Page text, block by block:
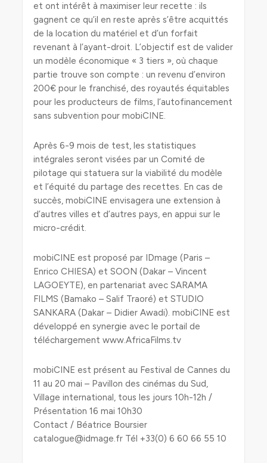
et ont intérêt à maximiser leur recette : ils
gagnent ce qu’il en reste après s’être acquittés
de la location du matériel et d’un forfait
revenant à l’ayant-droit. L’objectif est de valider
un modèle économique « 3 tiers », où chaque
partie trouve son compte : un revenu d’environ
200€ pour le franchisé, des royautés équitables
pour les producteurs de films, l’autofinancement
sans subvention pour mobiCINE.
Après 6-9 mois de test, les statistiques
intégrales seront visées par un Comité de
pilotage qui statuera sur la viabilité du modèle
et l’équité du partage des recettes. En cas de
succès, mobiCINE envisagera une extension à
d’autres villes et d’autres pays, en appui sur le
micro-crédit.
mobiCINE est proposé par IDmage (Paris –
Enrico CHIESA) et SOON (Dakar – Vincent
LAGOEYTE), en partenariat avec SARAMA
FILMS (Bamako – Salif Traoré) et STUDIO
SANKARA (Dakar – Didier Awadi). mobiCINE est
développé en synergie avec le portail de
téléchargement www.AfricaFilms.tv
mobiCINE est présent au Festival de Cannes du
11 au 20 mai – Pavillon des cinémas du Sud,
Village international, tous les jours 10h-12h /
Présentation 16 mai 10h30
Contact / Béatrice Boursier
catalogue@idmage.fr Tél +33(0) 6 60 66 55 10